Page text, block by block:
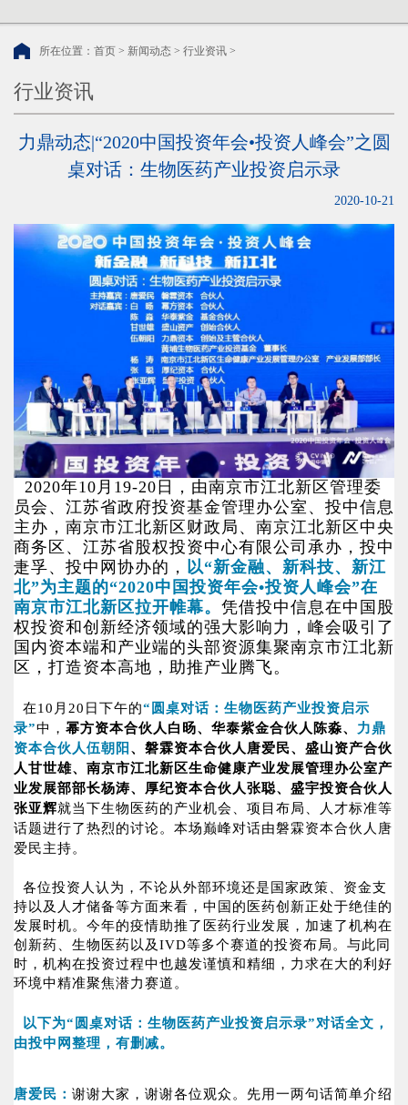
所在位置： 首页 > 新闻动态 > 行业资讯 >
行业资讯
力鼎动态|“2020中国投资年会•投资人峰会”之圆
桌对话：生物医药产业投资启示录
2020-10-21
2020年10月19-20日，由南京市江北新区管理委
员会、江苏省政府投资基金管理办公室、投中信息
主办，南京市江北新区财政局、南京江北新区中央
商务区、江苏省股权投资中心有限公司承办，投中
疌孚、投中网协办的， 以“新金融、新科技、新江
北”为主题的“2020中国投资年会•投资人峰会”在
南京市江北新区拉开帷幕。 凭借投中信息在中国股
权投资和创新经济领域的强大影响力，峰会吸引了
国内资本端和产业端的头部资源集聚南京市江北新
区，打造资本高地，助推产业腾飞。
在10月20日下午的“圆桌对话：生物医药产业投资启示
录”中， 幂方资本合伙人白旸、华泰紫金合伙人陈淼、 力鼎
资本合伙人伍朝阳 、磐霖资本合伙人唐爱民、盛山资产合伙
人甘世雄、南京市江北新区生命健康产业发展管理办公室产
业发展部部长杨涛、厚纪资本合伙人张聪、盛宇投资合伙人
张亚辉就当下生物医药的产业机会、项目布局、人才标准等
话题进行了热烈的讨论。本场巅峰对话由磐霖资本合伙人唐
爱民主持。
各位投资人认为，不论从外部环境还是国家政策、资金支
持以及人才储备等方面来看，中国的医药创新正处于绝佳的
发展时机。今年的疫情助推了医药行业发展，加速了机构在
创新药、生物医药以及IVD等多个赛道的投资布局。与此同
时，机构在投资过程中也越发谨慎和精细，力求在大的利好
环境中精准聚焦潜力赛道。
以下为“圆桌对话：生物医药产业投资启示录”对话全文，
由投中网整理，有删减。
唐爱民： 谢谢大家，谢谢各位观众。先用一两句话简单介绍